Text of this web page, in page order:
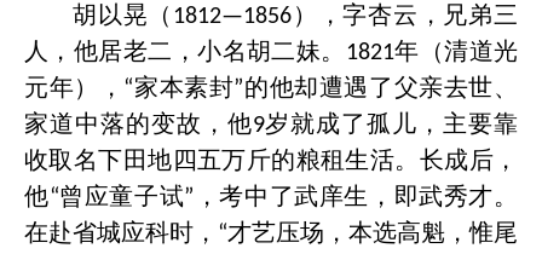
胡以晃（ 1812—1856 ），字杏云，兄弟三
人，他居老二，小名胡二妹。
1821年（清道光
元年）， “家本素封”的他却遭遇了父亲去世、
家道中落的变故，他9岁就成了孤儿，主要靠
收取名下田地四五万斤的粮租生活。长成后，
他“曾应童子试” ，考中了武庠生，即武秀才。
在赴省城应科时， “才艺压场，本选高魁，惟尾